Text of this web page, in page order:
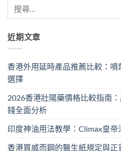
近期文章
香港外用延時產品推薦比較：
選擇
2026香港壯陽藥價格比較指南
錢全面分析
印度神油用法教學：Climax皇
香港買威而鋼的醫生紙規定與正